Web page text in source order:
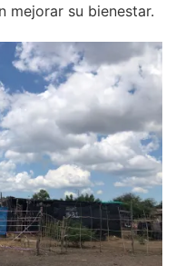
mejorar su bienestar.